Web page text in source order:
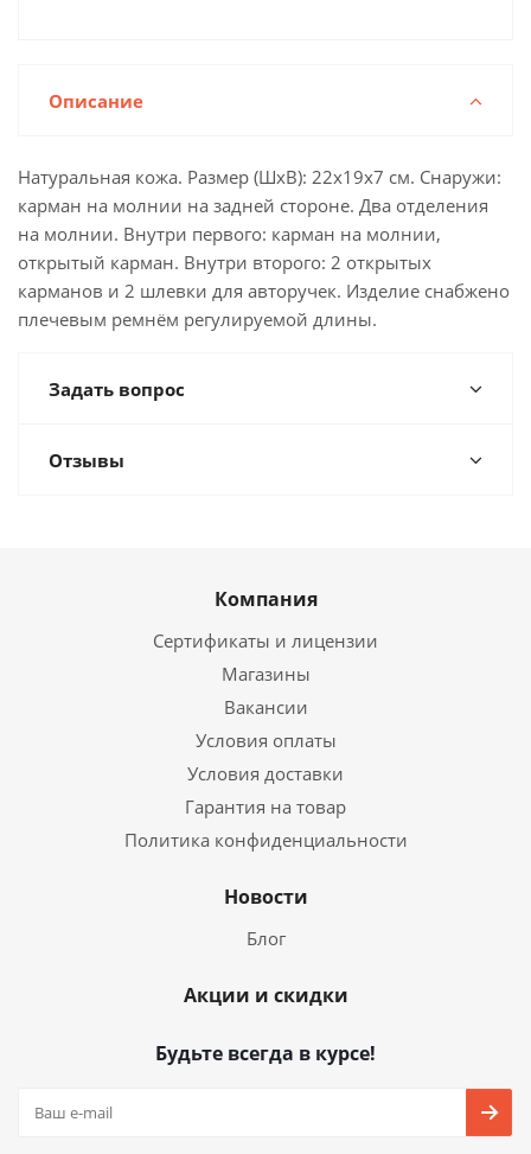
Описание
Натуральная кожа. Размер (ШхВ): 22х19х7 см. Снаружи:
карман на молнии на задней стороне. Два отделения
на молнии. Внутри первого: карман на молнии,
открытый карман. Внутри второго: 2 открытых
карманов и 2 шлевки для авторучек. Изделие снабжено
плечевым ремнём регулируемой длины.
Задать вопрос
Отзывы
Компания
Сертификаты и лицензии
Магазины
Вакансии
Условия оплаты
Условия доставки
Гарантия на товар
Политика конфиденциальности
Новости
Блог
Акции и скидки
Будьте всегда в курсе!